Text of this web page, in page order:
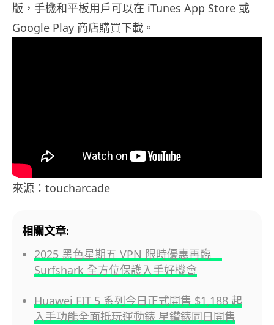
版，手機和平板用戶可以在 iTunes App Store 或
Google Play 商店購買下載。
來源：toucharcade
相關文章:
2025 黑色星期五 VPN 限時優惠再臨
Surfshark 全方位保護入手好機會
Huawei FIT 5 系列今日正式開售 $1,188 起
入手功能全面抵玩運動錶 星鑽錶同日開售